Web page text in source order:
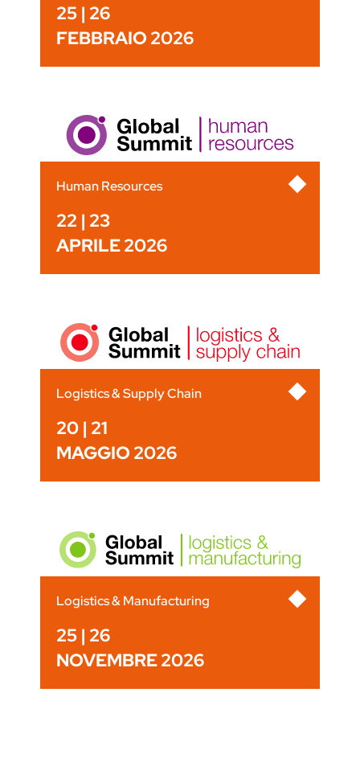
25 | 26
FEBBRAIO 2026
Human Resources
22 | 23
APRILE 2026
Logistics & Supply Chain
20 | 21
MAGGIO 2026
Logistics & Manufacturing
25 | 26
NOVEMBRE 2026